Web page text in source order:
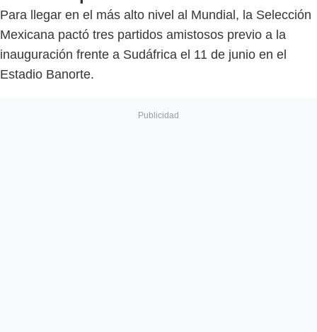
Para llegar en el más alto nivel al Mundial, la Selección
Mexicana pactó tres partidos amistosos previo a la
inauguración frente a Sudáfrica el 11 de junio en el
Estadio Banorte.